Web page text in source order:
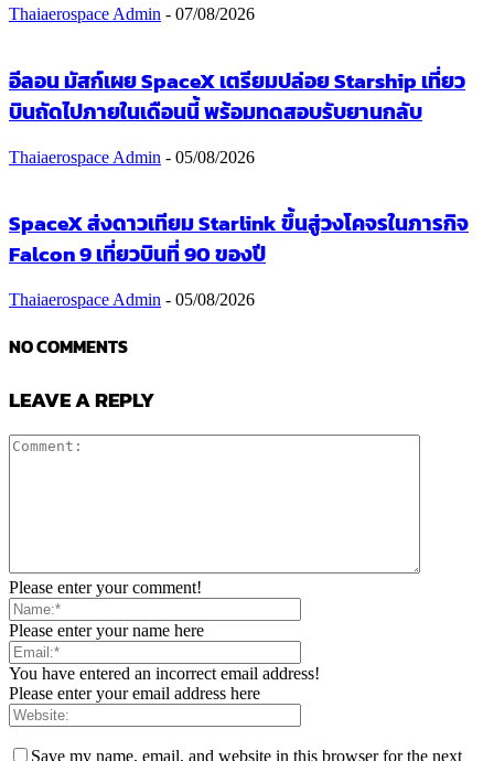
Thaiaerospace Admin - 07/08/2026
อีลอน มัสก์เผย SpaceX เตรียมปล่อย Starship เที่ยว
บินถัดไปภายในเดือนนี้ พร้อมทดสอบรับยานกลับ
Thaiaerospace Admin - 05/08/2026
SpaceX ส่งดาวเทียม Starlink ขึ้นสู่วงโคจรในภารกิจ
Falcon 9 เที่ยวบินที่ 90 ของปี
Thaiaerospace Admin - 05/08/2026
NO COMMENTS
LEAVE A REPLY
Please enter your comment!
Please enter your name here
You have entered an incorrect email address!
Please enter your email address here
Save my name, email, and website in this browser for the next